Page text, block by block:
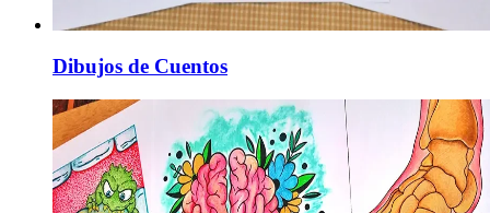
Dibujos de Cuentos